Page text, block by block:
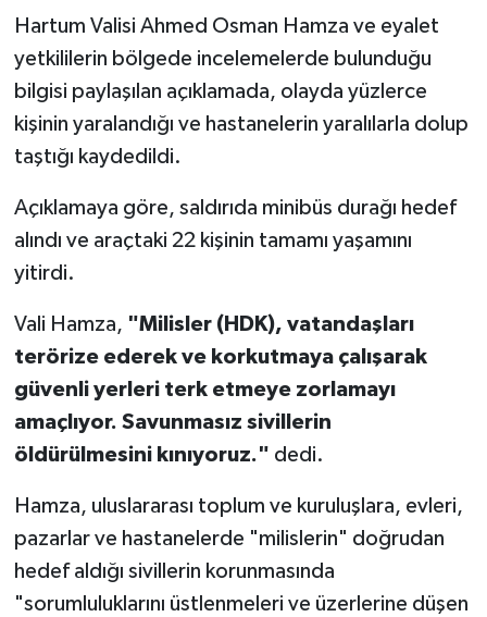
Hartum Valisi Ahmed Osman Hamza ve eyalet
yetkililerin bölgede incelemelerde bulunduğu
bilgisi paylaşılan açıklamada, olayda yüzlerce
kişinin yaralandığı ve hastanelerin yaralılarla dolup
taştığı kaydedildi.
Açıklamaya göre, saldırıda minibüs durağı hedef
alındı ve araçtaki 22 kişinin tamamı yaşamını
yitirdi.
Vali Hamza, "Milisler (HDK), vatandaşları
terörize ederek ve korkutmaya çalışarak
güvenli yerleri terk etmeye zorlamayı
amaçlıyor. Savunmasız sivillerin
öldürülmesini kınıyoruz." dedi.
Hamza, uluslararası toplum ve kuruluşlara, evleri,
pazarlar ve hastanelerde "milislerin" doğrudan
hedef aldığı sivillerin korunmasında
"sorumluluklarını üstlenmeleri ve üzerlerine düşen